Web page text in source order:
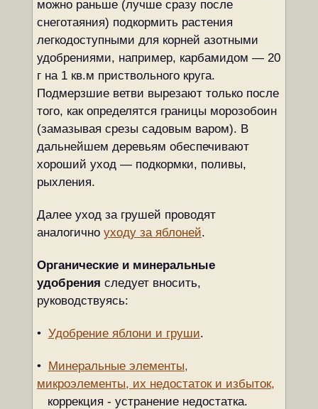
можно раньше (лучше сразу после
снеготаяния) подкормить растения
легкодоступными для корней азотными
удобрениями, например, карбамидом — 20
г на 1 кв.м приствольного круга.
Подмерзшие ветви вырезают только после
того, как определятся границы морозобоин
(замазывая срезы садовым варом). В
дальнейшем деревьям обеспечивают
хороший уход — подкормки, поливы,
рыхления.
Далее уход за грушей проводят
аналогично уходу за яблоней.
Органические и минеральные
удобрения следует вносить,
руководствуясь:
• Удобрение яблони и груши.
• Минеральные элементы,
микроэлементы, их недостаток и избыток,
коррекция - устранение недостатка.